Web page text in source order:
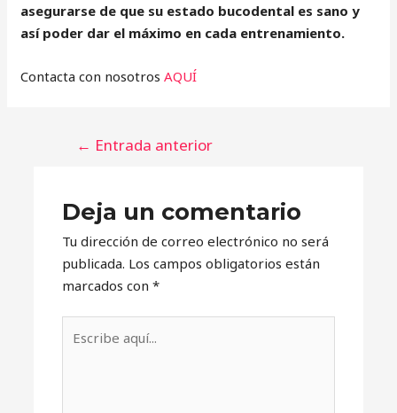
asegurarse de que su estado bucodental es sano y
así poder dar el máximo en cada entrenamiento.
Contacta con nosotrosAQUÍ
← Entrada anterior
Deja un comentario
Tu dirección de correo electrónico no será
publicada. Los campos obligatorios están
marcados con*